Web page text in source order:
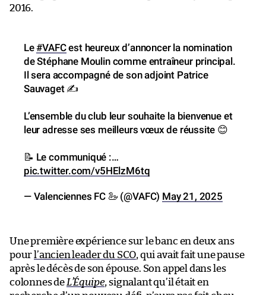
2016.
Le#VAFCest heureux d’annoncer la nomination
de Stéphane Moulin comme entraîneur principal.
Il sera accompagné de son adjoint Patrice
Sauvaget ✍️
L’ensemble du club leur souhaite la bienvenue et
leur adresse ses meilleurs vœux de réussite 😊
📝 Le communiqué :…
pic.twitter.com/v5HElzM6tq
— Valenciennes FC 🦢 (@VAFC) May 21, 2025
Une première expérience sur le banc en deux ans
pour l’ancien leader du SCO, qui avait fait une pause
après le décès de son épouse. Son appel dans les
colonnes de L’Équipe, signalant qu’il était en